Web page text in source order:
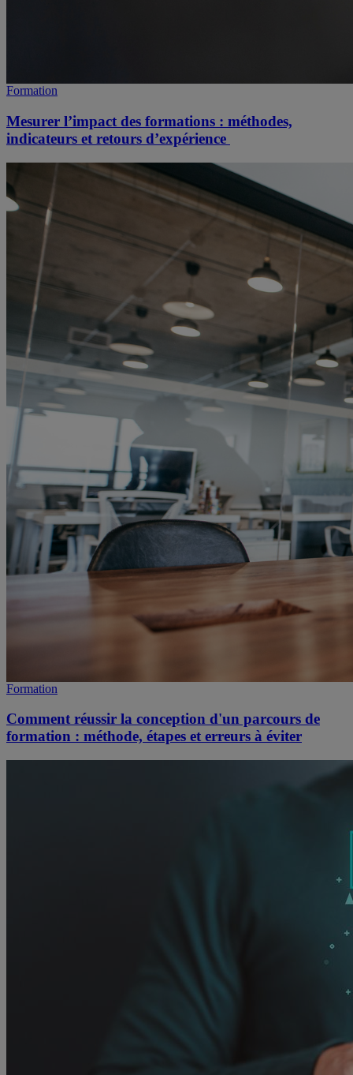
Formation
Mesurer l’impact des formations : méthodes,
indicateurs et retours d’expérience
Formation
Comment réussir la conception d'un parcours de
formation : méthode, étapes et erreurs à éviter